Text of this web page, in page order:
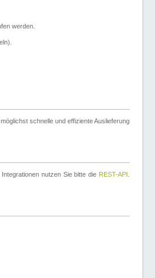
werden.
schnelle und effiziente Auslieferung
nutzen Sie bitte die REST-API